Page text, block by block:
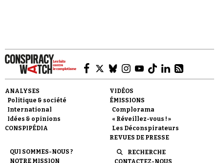
ANALYSES
Politique & société
International
Idées & opinions
CONSPIPÉDIA
VIDÉOS
ÉMISSIONS
Complorama
« Réveillez-vous ! »
Les Déconspirateurs
REVUES DE PRESSE
QUI SOMMES-NOUS ?
NOTRE MISSION
RECHERCHE
CONTACTEZ-NOUS